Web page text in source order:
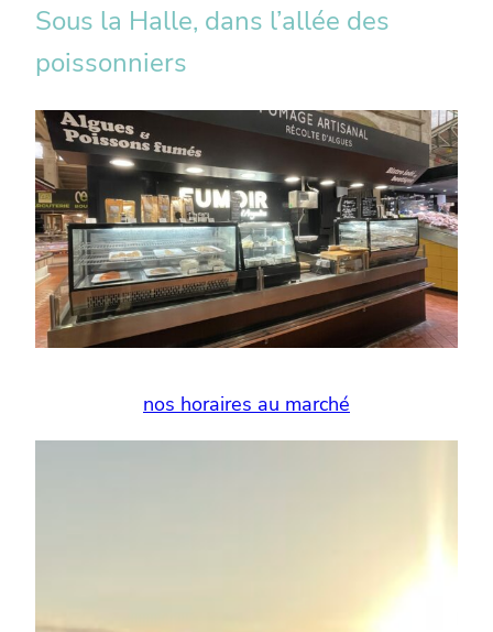
Sous la Halle, dans l’allée des
poissonniers
nos horaires au marché